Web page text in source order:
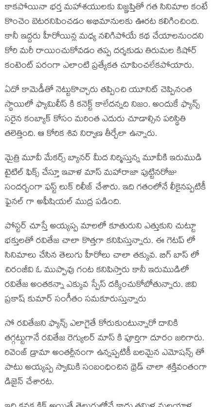
కాకపోయినా భర్త మహాశయులకు విజ్ఞప్తితో గత సినిమాల కంటే
కొంచెం బెటరనిపించడం అభిమానులకు ఊరట కలిగించింది.
కానీ ఇద్దరు హీరోయిన్ల మధ్య నలిగిపోయే కథ చేయాలనుందని
కోరి మరీ రాయించుకోవడం తప్ప దర్శకుడు తిరుమల కిషోర్
కంటెంట్ పరంగా ఎలాంటి ప్రత్యేకత చూపించలేకపోయారు.
ఏదో కామెడీతో నెట్టుకొచ్చారు తప్పించి యూనిట్ చెప్పినంత
స్థాయిలో ఫ్యామిలీస్ కి కనెక్ట్ కాలేదన్నది నిజం. అందుకే ఫ్యాన్స్
సరైన కంబ్యాక్ కోసం మరింత ఎదురు చూడాల్సిన పరిస్థితి
తలెత్తింది. ఆ కోరిక శివ నిర్వాణ తీర్చేలా ఉన్నారు.
మైత్రి మూవీ మేకర్స్ బ్యానర్ మీద నిర్మిస్తున్న మూవీకి ఇరుముడి
టైటిల్ ఫిక్స్ చేస్తూ ఇవాళ మాస్ మహారాజా పుట్టినరోజు
సందర్భంగా ఫస్ట్ లుక్ రిలీజ్ చేశారు. ఇది గతంలోనే లీకైనప్పటికీ
ఫైనల్ గా అఫీషియల్ ముద్ర పడింది.
పోస్టర్ చూస్తే అయ్యప్ప మాలలో కూతురుని ఎత్తుకుని చుట్టూ
భక్తులతో రవితేజ చాలా కొత్తగా కనిపిస్తున్నారు. ఈ గెటప్ లో
సినిమాలు చేసిన తెలుగు హీరోలు చాలా తక్కువ. బిగ్ బాస్ లో
చిరంజీవి ఓ ముప్పావు గంట కనిపిస్తారు కానీ ఇరుముడిలో
రవితేజ అంతకన్నా ఎక్కువ స్పేస్ దక్కించుకోబోతున్నారు. జివి
ప్రకాష్ కుమార్ సంగీతం సమకూరుస్తున్నారు
సో రవితేజని ఫ్యాన్స్ ఎలాగైతే కోరుకుంటున్నారో దానికి
తగ్గట్టుగానే రవితేజ రెగ్యులర్ మాస్ కి పూర్తిగా దూరం జరిగారు.
రివెంజ్ డ్రామా అంతర్లీనంగా ఉన్నప్పటికీ బలమైన ఎమోషన్స్ తో
పాటు అయ్యప్ప స్వామికి సంబంధించిన థ్రెడ్ చాలా శక్తివంతంగా
డిజైన్ చేశారట.